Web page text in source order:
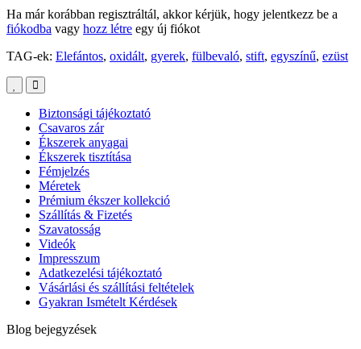
Ha már korábban regisztráltál, akkor kérjük, hogy jelentkezz be a
fiókodba vagy hozz létre egy új fiókot
TAG-ek: Elefántos, oxidált, gyerek, fülbevaló, stift, egyszínű, ezüst
Biztonsági tájékoztató
Csavaros zár
Ékszerek anyagai
Ékszerek tisztítása
Fémjelzés
Méretek
Prémium ékszer kollekció
Szállítás & Fizetés
Szavatosság
Videók
Impresszum
Adatkezelési tájékoztató
Vásárlási és szállítási feltételek
Gyakran Ismételt Kérdések
Blog bejegyzések